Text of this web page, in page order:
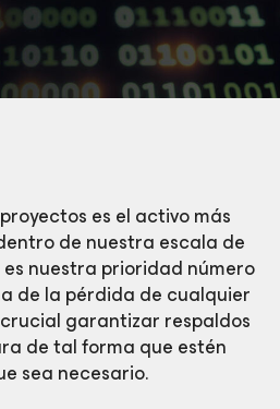
es el activo más
de nuestra escala de
nuestra prioridad número
de la pérdida de cualquier
garantizar respaldos
de tal forma que estén
sea necesario.